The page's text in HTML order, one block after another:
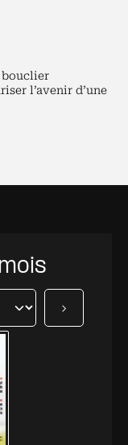
bouclier
l’avenir d’une
Suivant